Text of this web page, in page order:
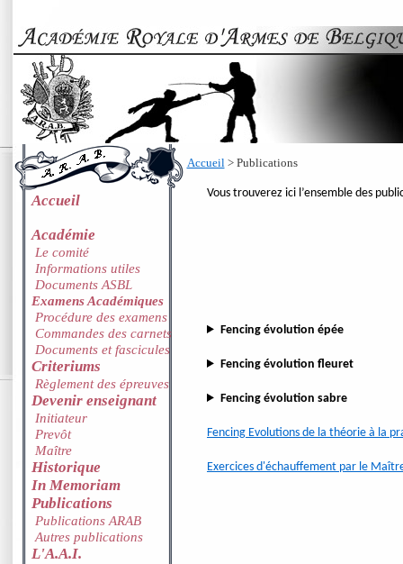
Accueil
Académie
Le comité
Informations utiles
Documents ASBL
Examens Académiques
Procédure des examens
Commandes des carnets
Documents et fascicules
Criteriums
Règlement des épreuves
Devenir enseignant
Initiateur
Prevôt
Maître
Historique
In Memoriam
Publications
Publications ARAB
Autres publications
L'A.A.I.
Accueil> Publications
Vous trouverez ici l’ensemble des
Fencing évolution épée
Fencing évolution fleuret
Fencing évolution sabre
Fencing Evolutions de la théorie à la
Exercices d'échauffement par le